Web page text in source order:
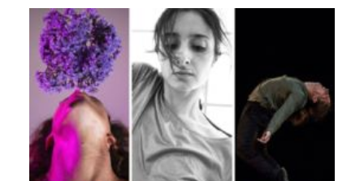
INICIO
PROGRAMACIÓN
FORMACIÓN
CIA. NÓMADA
PROYECTOS
BLOG
EL ESPACIO